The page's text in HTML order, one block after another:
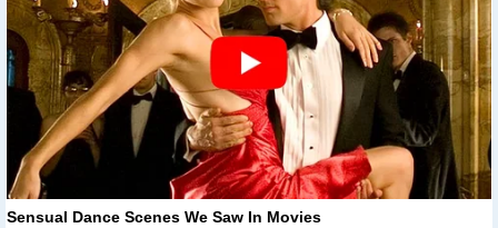
Sensual Dance Scenes We Saw In Movies